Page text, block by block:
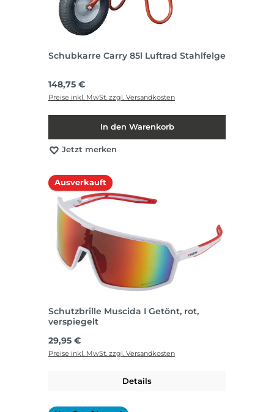
Schubkarre Carry 85l Luftrad Stahlfelge
Regulärer Preis:
148,75 €
Preise inkl. MwSt. zzgl. Versandkosten
In den Warenkorb
Jetzt merken
Ausverkauft
Schutzbrille Muscida I Getönt, rot,
verspiegelt
Regulärer Preis:
29,95 €
Preise inkl. MwSt. zzgl. Versandkosten
Details